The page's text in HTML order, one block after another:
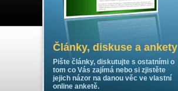
Články, diskuse a ankety
Pište články, diskutujte s ostatními o
tom co Vás zajímá nebo si zjistěte
jejich názor na danou věc ve vlastní
online anketě.